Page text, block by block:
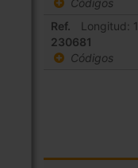
Códigos
Ref.
230681
Longitud:
Códigos